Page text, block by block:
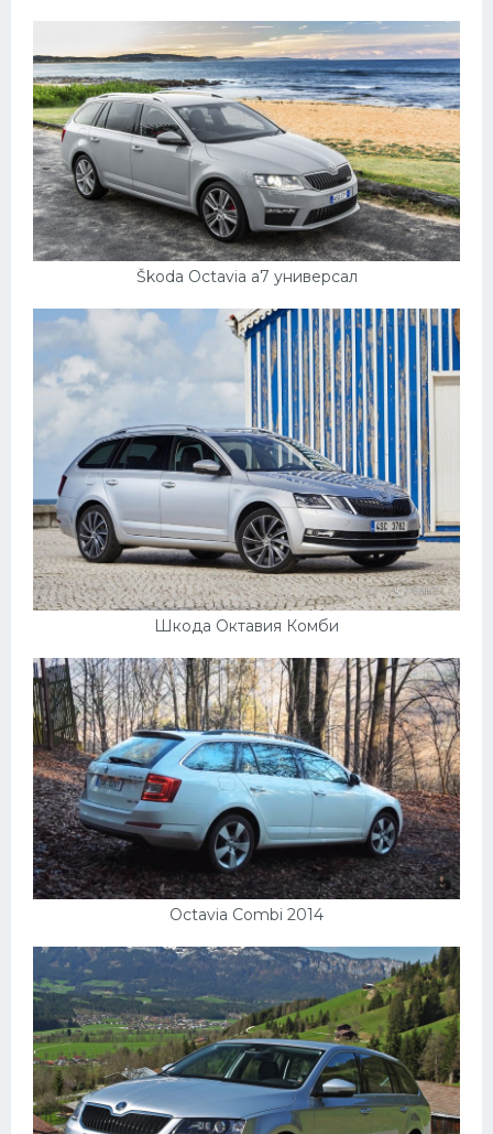
Škoda Octavia a7 универсал
Шкода Октавия Комби
Octavia Combi 2014
Инфинити
ЛУАЗ
Фиат
Ситроен
Субару
Опель
Митсубиси
Киа
Танки
Крайслер
Порше
Самолеты
Корабли
Комплектующие
Лодки
Шкода
Вертолеты
Мазда
Самокаты
Велосипеды
Прогулочные суда
Хендай
Лимузины
Камаз
Автобусы